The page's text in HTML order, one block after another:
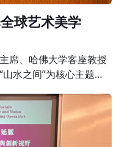
球艺术美学
席、哈佛大学客座教授
水之间”为核心主题开
界、艺术界同仁呈现了